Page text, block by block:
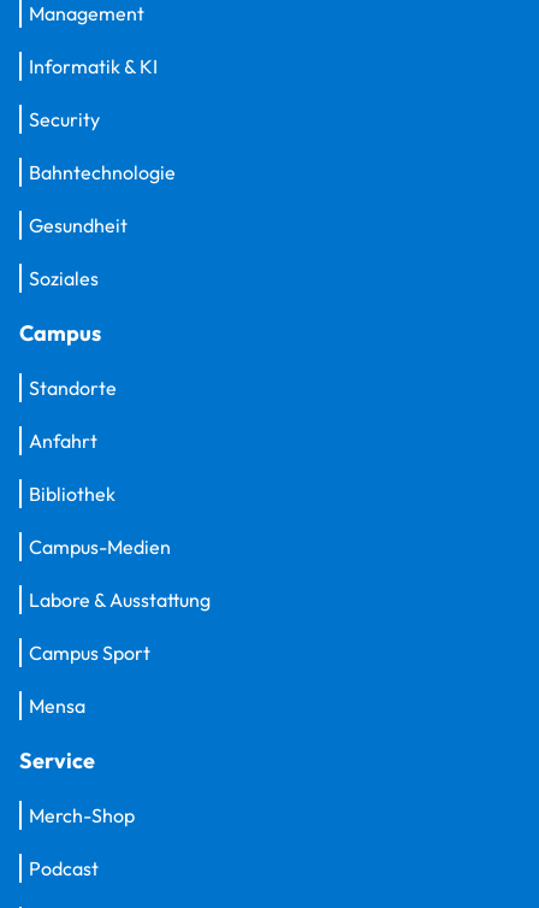
Management
Informatik & KI
Security
Bahntechnologie
Gesundheit
Soziales
Campus
Standorte
Anfahrt
Bibliothek
Campus-Medien
Labore & Ausstattung
Campus Sport
Mensa
Service
Merch-Shop
Podcast